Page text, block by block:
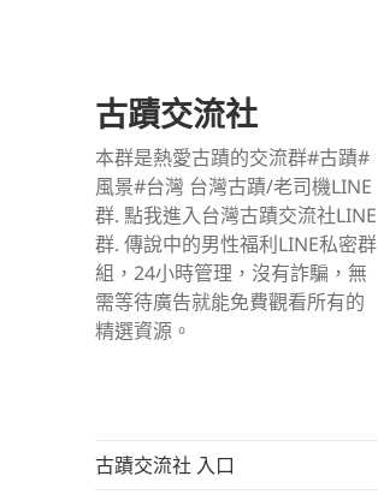
古蹟交流社
本群是熱愛古蹟的交流群#古蹟#
風景#台灣 台灣古蹟/老司機LINE
群. 點我進入台灣古蹟交流社LINE
群. 傳說中的男性福利LINE私密群
組，24小時管理，沒有詐騙，無
需等待廣告就能免費觀看所有的
精選資源。
古蹟交流社 入口